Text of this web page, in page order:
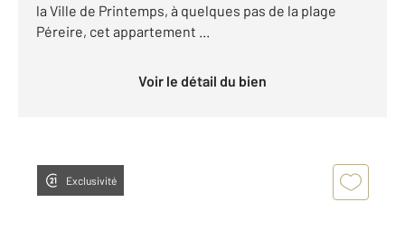
la Ville de Printemps, à quelques pas de la plage
Péreire, cet appartement ...
Voir le détail du bien
Exclusivité